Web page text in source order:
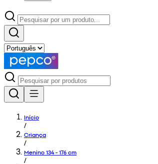
Início
/
Criança
/
Menino 134 - 176 cm
/